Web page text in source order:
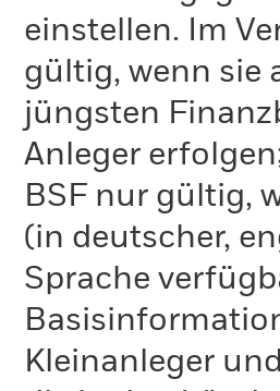
einstellen. Im
gültig, wenn sie
jüngsten
Anleger
BSF nur gültig,
(in deutscher,
Sprache
Kleinanleger